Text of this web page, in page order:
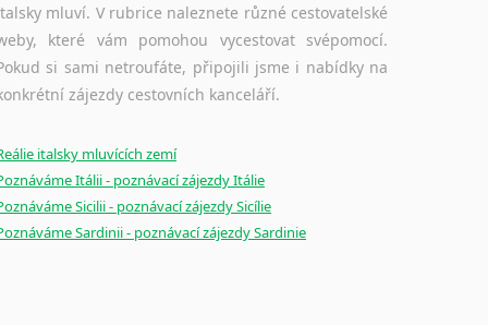
pomůcky pro překladatele
pomůcek, jež mají potenciál pomoci překladateli
jeho činnosti. Může se jednat o technické pomůcky
mluví. V rubrice naleznete různé cestovatelské
které vám pomohou vycestovat svépomocí.
si sami netroufáte, připojili jsme i nabídky na
zájezdy cestovních kanceláří.
italsky mluvících zemí
Itálii - poznávací zájezdy Itálie
Sicilii - poznávací zájezdy Sicílie
Sardinii - poznávací zájezdy Sardinie